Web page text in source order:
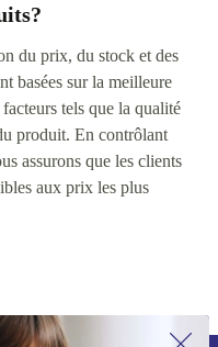
du prix, du stock et des
basées sur la meilleure
tels que la qualité
produit. En contrôlant
assurons que les clients
aux prix les plus